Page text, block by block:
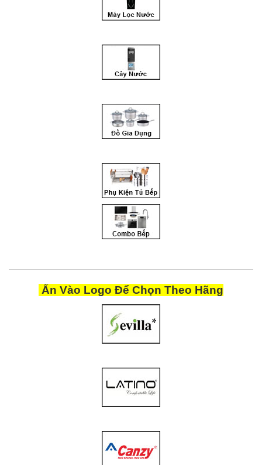
Ấn Vào Logo Để Chọn Theo Hãng